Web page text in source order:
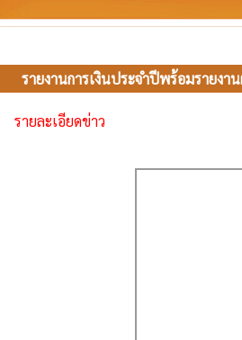
รายงานการเงินประจำปีพร้อมรายง
รายละเอียดข่าว